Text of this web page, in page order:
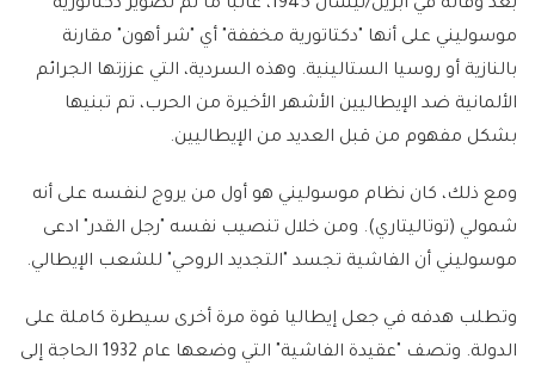
بعد وفاته في أبريل/نيسان 1945، غالبًا ما تم تصوير دكتاتورية
موسوليني على أنها "دكتاتورية مخففة" أي "شر أهون" مقارنة
بالنازية أو روسيا الستالينية. وهذه السردية، التي عززتها الجرائم
الألمانية ضد الإيطاليين الأشهر الأخيرة من الحرب، تم تبنيها
بشكل مفهوم من قبل العديد من الإيطاليين.
ومع ذلك، كان نظام موسوليني هو أول من يروج لنفسه على أنه
شمولي (توتاليتاري). ومن خلال تنصيب نفسه "رجل القدر" ادعى
موسوليني أن الفاشية تجسد "التجديد الروحي" للشعب الإيطالي.
وتطلب هدفه في جعل إيطاليا قوة مرة أخرى سيطرة كاملة على
الدولة. وتصف "عقيدة الفاشية" التي وضعها عام 1932 الحاجة إلى